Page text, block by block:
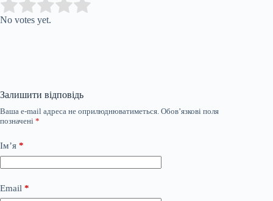
Rate this item:
No votes yet.
Залишити відповідь
Ваша e-mail адреса не оприлюднюватиметься. Обов’язкові поля
позначені *
Ім’я *
Email *